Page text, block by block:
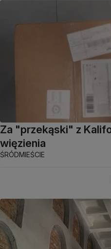
Za "przekąski" z
więzienia
ŚRÓDMIEŚCIE